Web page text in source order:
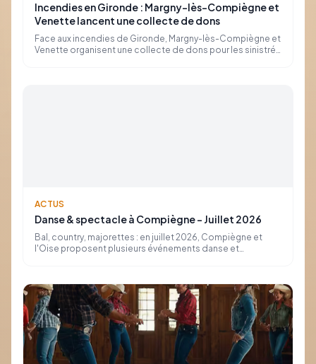
Incendies en Gironde : Margny-lès-Compiègne et
Venette lancent une collecte de dons
Face aux incendies de Gironde, Margny-lès-Compiègne et
Venette organisent une collecte de dons pour les sinistrés
ACTUS
Danse & spectacle à Compiègne – Juillet 2026
Bal, country, majorettes : en juillet 2026, Compiègne et
l'Oise proposent plusieurs événements danse et